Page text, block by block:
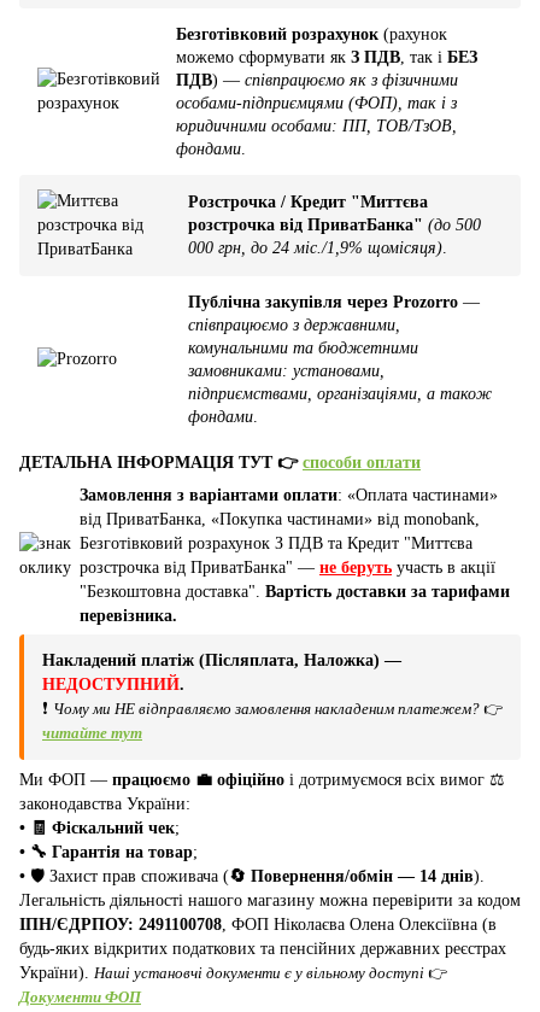
Безготівковий розрахунок (рахунок
можемо сформувати як З ПДВ , так і БЕЗ
ПДВ) — співпрацюємо як з фізичними
особами-підприємцями (ФОП), так і з
юридичними особами: ПП, ТОВ/ТзОВ,
фондами
Розстрочка / Кредит "Миттєва
розстрочка від ПриватБанка" (до 500
000 грн, до 24 міс./1,9% щомісяця).
Публічна закупівля через Prozorro —
співпрацюємо з державними,
комунальними та бюджетними
замовниками: установами,
підприємствами, організаціями, а також
фондами
ДЕТАЛЬНА ІНФОРМАЦІЯ ТУТ 👉 способи оплати
Замовлення з варіантами оплати: «Оплата частинами»
від ПриватБанка, «Покупка частинами» від monobank,
Безготівковий розрахунок З ПДВ та Кредит "Миттєва
розстрочка від ПриватБанка" — не беруть участь в акції
"Безкоштовна доставка". Вартість доставки за тарифами
перевізника.
Накладений платіж (Післяплата, Наложка) —
НЕДОСТУПНИЙ.
❗ Чому ми НЕ відправляємо замовлення накладеним платежем? 👉
читайте тут
Ми ФОП — працюємо 💼 офіційно і дотримуємося всіх вимог ⚖️
законодавства України:
• 🧾 Фіскальний чек;
• 🔧 Гарантія на товар;
• 🛡️ Захист прав споживача (🔄 Повернення/обмін — 14 днів).
Легальність діяльності нашого магазину можна перевірити за кодом
ІПН/ЄДРПОУ: 2491100708 , ФОП Ніколаєва Олена Олексіївна (в
будь-яких відкритих податкових та пенсійних державних реєстрах
України). Наші установчі документи є у вільному доступі 👉
Документи ФОП